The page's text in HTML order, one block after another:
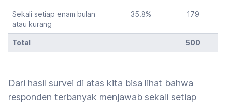
Sekali setiap enam bulan
atau kurang
35.8% 179
Total 500
Dari hasil survei di atas kita bisa lihat bahwa
responden terbanyak menjawab sekali setiap